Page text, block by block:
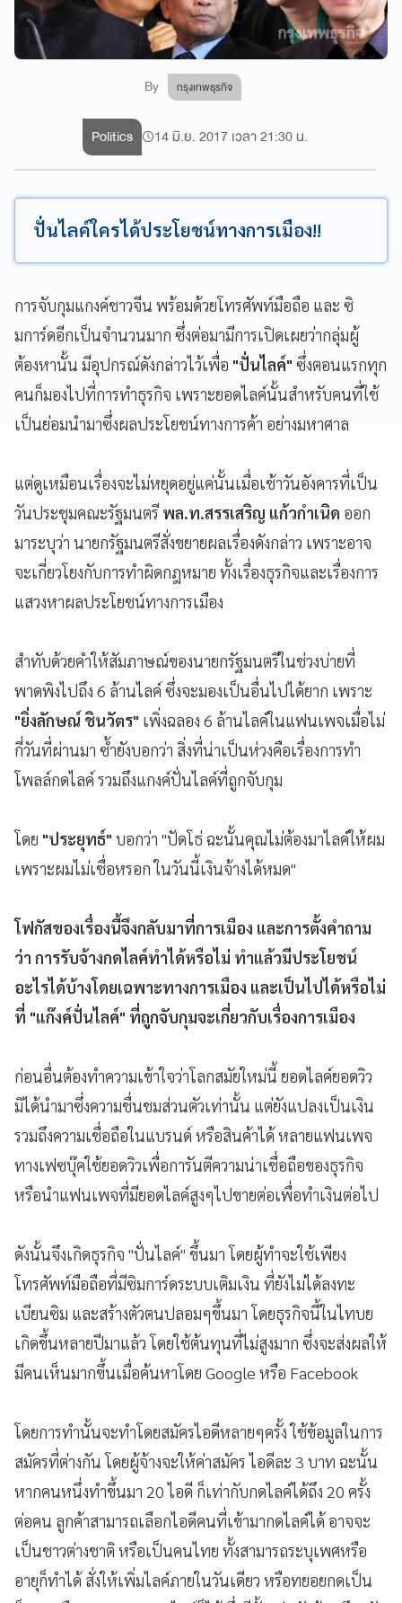
By กรุงเทพธุรกิจ
Politics 14 มิ.ย. 2017 เวลา 21:30 น.
ปั่นไลค์ใครได้ประโยชน์ทางการเมือง!!
การจับกุมแกงค์ชาวจีน พร้อมด้วยโทรศัพท์มือถือ และ ซิ
มการ์ดอีกเป็นจำนวนมาก ซึ่งต่อมามีการเปิดเผยว่ากลุ่มผู้
ต้องหานั้น มีอุปกรณ์ดังกล่าวไว้เพื่อ "ปั่นไลค์" ซึ่งตอนแรกทุก
คนก็มองไปที่การทำธุรกิจ เพราะยอดไลค์นั้นสำหรับคนที่ใช้
เป็นย่อมนำมาซึ่งผลประโยชน์ทางการค้า อย่างมหาศาล
แต่ดูเหมือนเรื่องจะไม่หยุดอยู่แค่นั้นเมื่อเช้าวันอังคารที่เป็น
วันประชุมคณะรัฐมนตรี พล.ท.สรรเสริญ แก้วกำเนิด ออก
มาระบุว่า นายกรัฐมนตรีสั่งขยายผลเรื่องดังกล่าว เพราะอาจ
จะเกี่ยวโยงกับการทำผิดกฎหมาย ทั้งเรื่องธุรกิจและเรื่องการ
แสวงหาผลประโยชน์ทางการเมือง
สำทับด้วยคำให้สัมภาษณ์ของนายกรัฐมนตรีในช่วงบ่ายที่
พาดพิงไปถึง 6 ล้านไลค์ ซึ่งจะมองเป็นอื่นไปได้ยาก เพราะ
"ยิ่งลักษณ์ ชินวัตร" เพิ่งฉลอง 6 ล้านไลค์ในแฟนเพจเมื่อไม่
กี่วันที่ผ่านมา ซ้ำยังบอกว่า สิ่งที่น่าเป็นห่วงคือเรื่องการทำ
โพลล์กดไลค์ รวมถึงแกงค์ปั่นไลค์ที่ถูกจับกุม
โดย "ประยุทธ์" บอกว่า "ปัดโธ่ ฉะนั้นคุณไม่ต้องมาไลค์ให้ผม
เพราะผมไม่เชื่อหรอก ในวันนี้เงินจ้างได้หมด"
โฟกัสของเรื่องนี้จึงกลับมาที่การเมือง และการตั้งคำถาม
ว่า การรับจ้างกดไลค์ทำได้หรือไม่ ทำแล้วมีประโยชน์
อะไรได้บ้างโดยเฉพาะทางการเมือง และเป็นไปได้หรือไม่
ที่ "แก๊งค์ปั่นไลค์" ที่ถูกจับกุมจะเกี่ยวกับเรื่องการเมือง
ก่อนอื่นต้องทำความเข้าใจว่าโลกสมัยใหม่นี้ ยอดไลค์ยอดวิว
มิได้นำมาซึ่งความชื่นชมส่วนตัวเท่านั้น แต่ยังแปลงเป็นเงิน
รวมถึงความเชื่อถือในแบรนด์ หรือสินค้าได้ หลายแฟนเพจ
ทางเฟซบุ๊คใช้ยอดวิวเพื่อการันตีความน่าเชื่อถือของธุรกิจ
หรือนำแฟนเพจที่มียอดไลค์สูงๆไปขายต่อเพื่อทำเงินต่อไป
ดังนั้นจึงเกิดธุรกิจ "ปั่นไลค์" ขึ้นมา โดยผู้ทำจะใช้เพียง
โทรศัพท์มือถือที่มีซิมการ์ดระบบเติมเงิน ที่ยังไม่ได้ลงทะ
เบียนซิม และสร้างตัวตนปลอมๆขึ้นมา โดยธุรกิจนี้ในไทบย
เกิดขึ้นหลายปีมาแล้ว โดยใช้ต้นทุนที่ไม่สูงมาก ซึ่งจะส่งผลให้
มีคนเห็นมากขึ้นเมื่อค้นหาโดย Google หรือ Facebook
โดยการทำนั้นจะทำโดยสมัครไอดีหลายๆครั้ง ใช้ข้อมูลในการ
สมัครที่ต่างกัน โดยผู้จ้างจะให้ค่าสมัคร ไอดีละ 3 บาท ฉะนั้น
หากคนหนึ่งทำขึ้นมา 20 ไอดี ก็เท่ากับกดไลค์ได้ถึง 20 ครั้ง
ต่อคน ลูกค้าสามารถเลือกไอดีคนที่เข้ามากดไลค์ได้ อาจจะ
เป็นชาวต่างชาติ หรือเป็นคนไทย ทั้งสามารถระบุเพศหรือ
อายุก็ทำได้ สั่งให้เพิ่มไลค์ภายในวันเดียว หรือทยอยกดเป็น